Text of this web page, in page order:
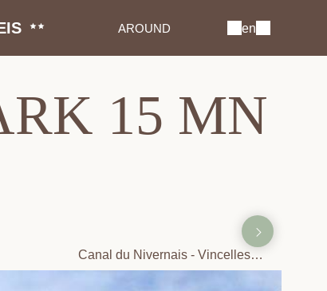
AROUND en
15 MN
Canal du Nivernais - Vincelles
(500 m)